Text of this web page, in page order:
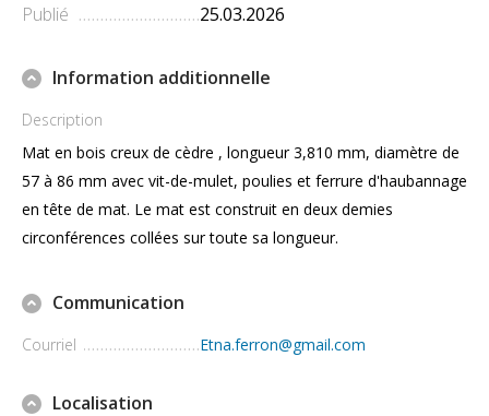
Publié
25.03.2026
Information additionnelle
Description
Mat en bois creux de cèdre , longueur 3,810 mm, diamètre de
57 à 86 mm avec vit-de-mulet, poulies et ferrure d'haubannage
en tête de mat. Le mat est construit en deux demies
circonférences collées sur toute sa longueur.
Communication
Courriel Etna.ferron@gmail.com
Localisation